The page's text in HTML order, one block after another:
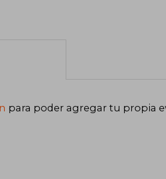
para poder agregar tu propia